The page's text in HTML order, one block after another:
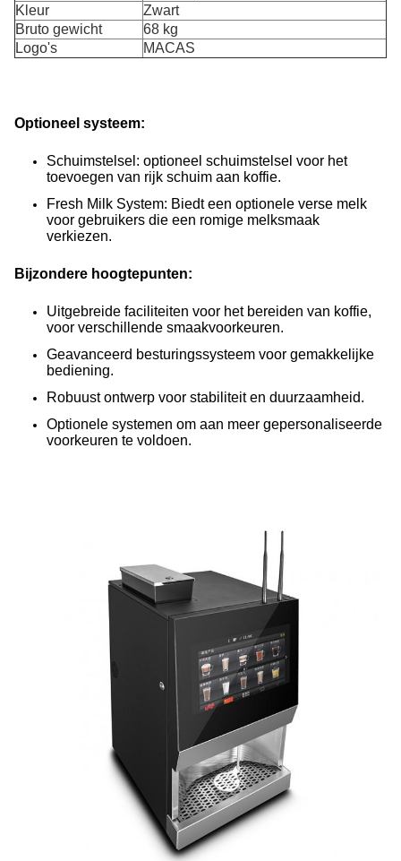
Kleur
Zwart
Bruto gewicht
68 kg
Logo's
MACAS
Optioneel systeem:
Schuimstelsel: optioneel schuimstelsel voor het
toevoegen van rijk schuim aan koffie.
Fresh Milk System: Biedt een optionele verse melk
voor gebruikers die een romige melksmaak
verkiezen.
Bijzondere hoogtepunten:
Uitgebreide faciliteiten voor het bereiden van koffie,
voor verschillende smaakvoorkeuren.
Geavanceerd besturingssysteem voor gemakkelijke
bediening.
Robuust ontwerp voor stabiliteit en duurzaamheid.
Optionele systemen om aan meer gepersonaliseerde
voorkeuren te voldoen.